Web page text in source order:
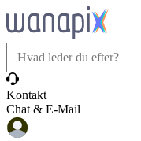
Kontakt
Chat & E-Mail